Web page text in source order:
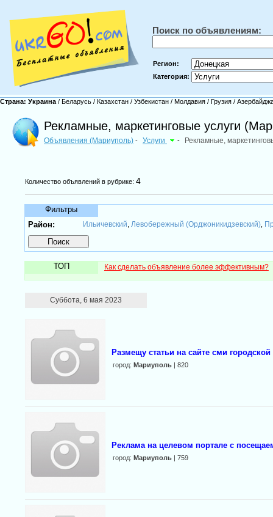
Поиск по объявлениям:
Регион:
Категория:
Страна: Украина / Беларусь / Казахстан / Узбекистан / Молдавия / Грузия /
Рекламные, маркетинговые услуги
Объявления (Мариуполь) - Услуги - Рекламные,
Количество объявлений в рубрике: 4
Фильтры
Район:
Ильичевский Левобережный (Орджоникидзевский),
ТОП Как сделать объявление более эффективным?
Суббота, 6 мая 2023
Размещу статьи на сайте сми
город: Мариуполь| 820
Реклама на целевом портале с
город: Мариуполь| 759